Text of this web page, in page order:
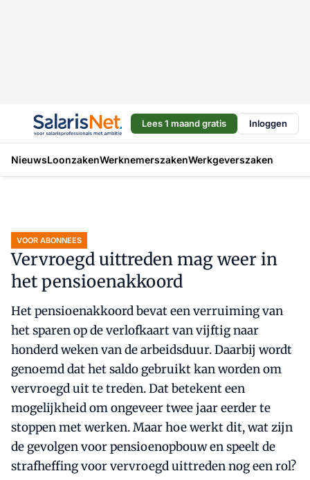
Lees 1 maand gratis Inloggen
NieuwsLoonzakenWerknemerszakenWerkgeverszaken
VOOR ABONNEES
Vervroegd uittreden mag weer in
het pensioenakkoord
Het pensioenakkoord bevat een verruiming van
het sparen op de verlofkaart van vijftig naar
honderd weken van de arbeidsduur. Daarbij wordt
genoemd dat het saldo gebruikt kan worden om
vervroegd uit te treden. Dat betekent een
mogelijkheid om ongeveer twee jaar eerder te
stoppen met werken. Maar hoe werkt dit, wat zijn
de gevolgen voor pensioenopbouw en speelt de
strafheffing voor vervroegd uittreden nog een rol?